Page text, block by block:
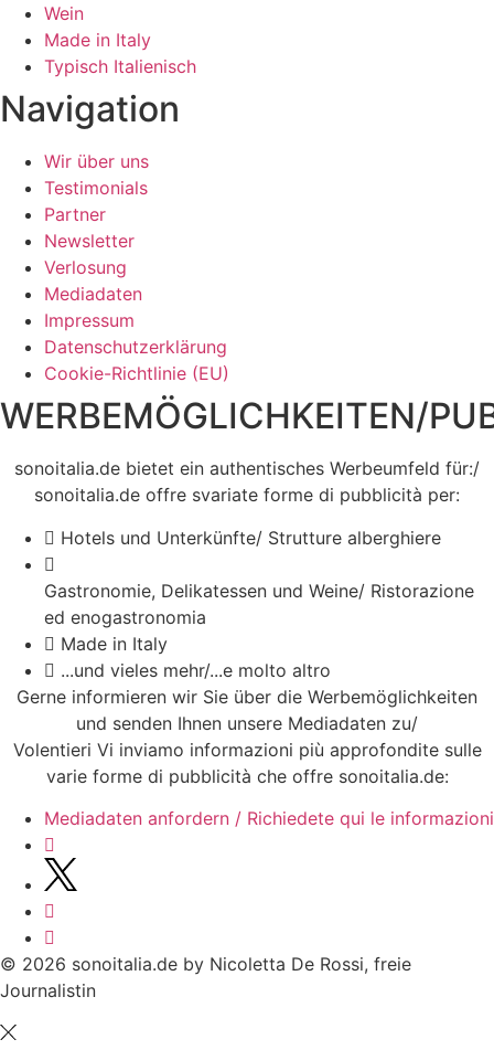
Wein
Made in Italy
Typisch Italienisch
Navigation
Wir über uns
Testimonials
Partner
Newsletter
Verlosung
Mediadaten
Impressum
Datenschutzerklärung
Cookie-Richtlinie (EU)
WERBEMÖGLICHKEITEN/
sonoitalia.de bietet ein authentisches Werbeumfeld für:/
sonoitalia.de offre svariate forme di pubblicità per:
Hotels und Unterkünfte/ Strutture alberghiere
Gastronomie, Delikatessen und Weine/ Ristorazione
ed enogastronomia
Made in Italy
...und vieles mehr/...e molto altro
Gerne informieren wir Sie über die Werbemöglichkeiten
und senden Ihnen unsere Mediadaten zu/
Volentieri Vi inviamo informazioni più approfondite sulle
varie forme di pubblicità che offre sonoitalia.de:
Mediadaten anfordern / Richiedete qui le informazioni
© 2026 sonoitalia.de by Nicoletta De Rossi, freie
Journalistin